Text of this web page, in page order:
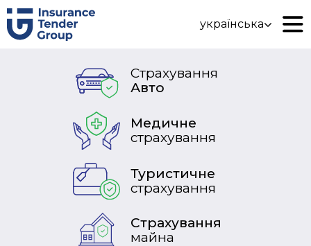
українська
Страхування
Авто
Туристичне
страхування
Медичне
страхування
Страхування
майна